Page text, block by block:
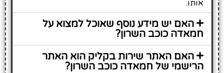
אותו.
האם יש מידע נוסף שאוכל למצוא על
חמאדה כוכב השרון?
האם האתר שירות בקליק הוא האתר
הרישמי של חמאדה כוכב השרון?